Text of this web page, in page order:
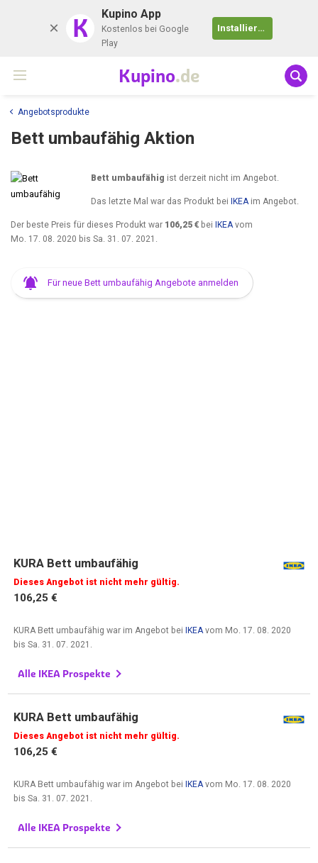
K Kupino App
Kostenlos bei Google
Play
Installieren
Kupino.de
Angebotsprodukte
Bett umbaufähig Aktion
Bett umbaufähig ist derzeit nicht im Angebot.
Das letzte Mal war das Produkt bei IKEAim Angebot.
Der beste Preis für dieses Produkt war 106,25 € bei IKEA vom
Mo. 17. 08. 2020 bis Sa. 31. 07. 2021
Für neue Bett umbaufähig Angebote anmelden
KURA Bett umbaufähig
Dieses Angebot ist nicht mehr gültig.
106,25 €
KURA Bett umbaufähig war im Angebot beiIKEA vom Mo. 17. 08. 2020
bisSa. 31. 07. 2021
Alle IKEA Prospekte
KURA Bett umbaufähig
Dieses Angebot ist nicht mehr gültig.
106,25 €
KURA Bett umbaufähig war im Angebot beiIKEA vom Mo. 17. 08. 2020
bisSa. 31. 07. 2021
Alle IKEA Prospekte